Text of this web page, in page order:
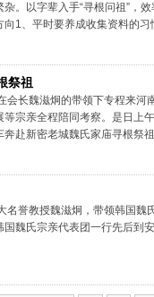
。以字辈入手“寻根问祖”，
1、平时要养成收集资料的习
祭祖
长魏滋炯的带领下专程来河
宗亲全程陪同考察。是日上
赴新密老城魏氏家庙寻根祭
誉教授魏滋炯，带领韩国魏
氏宗亲代表团一行先后到